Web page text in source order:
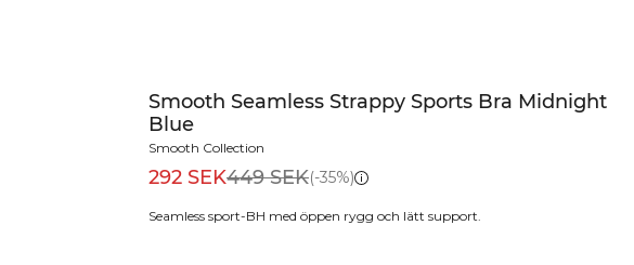
Smooth Seamless Strappy Sports Bra Midnight
Blue
Smooth Collection
292 SEK449 SEK(-35%)
Seamless sport-BH med öppen rygg och lätt support.